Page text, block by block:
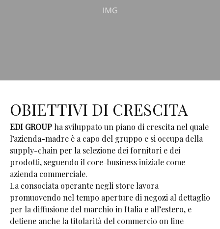
OBIETTIVI DI CRESCITA
EDI GROUP ha sviluppato un piano di crescita nel quale
l’azienda-madre è a capo del gruppo e si occupa della
supply-chain per la selezione dei fornitori e dei
prodotti, seguendo il core-business iniziale come
azienda commerciale.
La consociata operante negli store lavora
promuovendo nel tempo aperture di negozi al dettaglio
per la diffusione del marchio in Italia e all’estero, e
detiene anche la titolarità del commercio on line